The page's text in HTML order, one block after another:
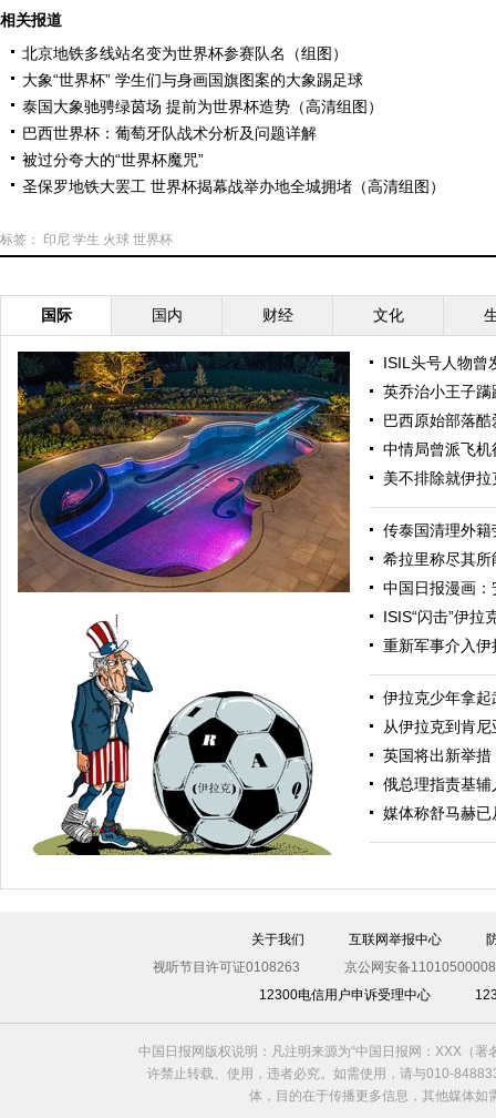
相关报道
北京地铁多线站名变为世界杯参赛队名（组图）
大象“世界杯” 学生们与身画国旗图案的大象踢足球
泰国大象驰骋绿茵场 提前为世界杯造势（高清组图）
巴西世界杯：葡萄牙队战术分析及问题详解
被过分夸大的“世界杯魔咒”
圣保罗地铁大罢工 世界杯揭幕战举办地全城拥堵（高清组图）
标签： 印尼 学生 火球 世界杯
国际 国内 财经 文化
美银行家建美妙绝伦游泳池 可游泳、泛舟
踢不走的足球
ISIL头号人物曾
英乔治小王子
巴西原始部落
中情局曾派飞
美不排除就伊
传泰国清理外
希拉里称尽其
中国日报漫画：
ISIS“闪击”伊拉
重新军事介入
伊拉克少年拿
从伊拉克到肯
英国将出新举
俄总理指责基
媒体称舒马赫
关于我们 互联网举报中心
视听节目许可证0108263
京公网安备
12300电信用户申诉受理中心
中国日报网版权说明：凡注明来源为“中国日报网：XXX（
许禁止转载、使用，违者必究。如需使用，请与010-
体，目的在于传播更多信息，其他媒体